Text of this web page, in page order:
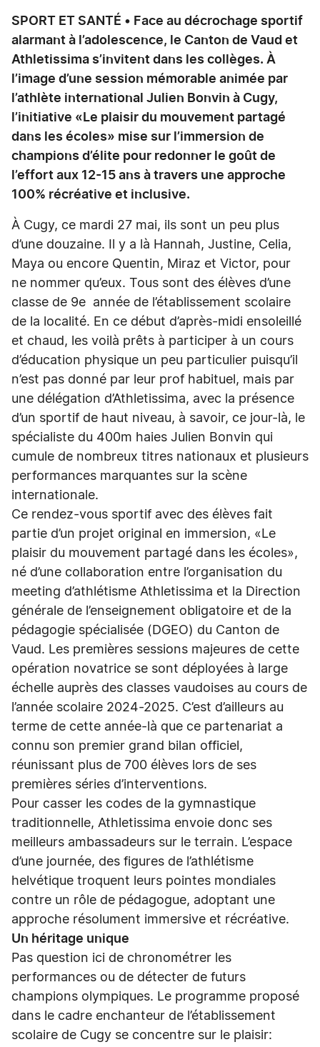
SPORT ET SANTÉ • Face au décrochage sportif
alarmant à l’adolescence, le Canton de Vaud et
Athletissima s’invitent dans les collèges. À
l’image d’une session mémorable animée par
l’athlète international Julien Bonvin à Cugy,
l’initiative «Le plaisir du mouvement partagé
dans les écoles» mise sur l’immersion de
champions d’élite pour redonner le goût de
l’effort aux 12-15 ans à travers une approche
100% récréative et inclusive.
À Cugy, ce mardi 27 mai, ils sont un peu plus
d’une douzaine. Il y a là Hannah, Justine, Celia,
Maya ou encore Quentin, Miraz et Victor, pour
ne nommer qu’eux. Tous sont des élèves d’une
classe de 9e année de l’établissement scolaire
de la localité. En ce début d’après-midi ensoleillé
et chaud, les voilà prêts à participer à un cours
d’éducation physique un peu particulier puisqu’il
n’est pas donné par leur prof habituel, mais par
une délégation d’Athletissima, avec la présence
d’un sportif de haut niveau, à savoir, ce jour-là, le
spécialiste du 400m haies Julien Bonvin qui
cumule de nombreux titres nationaux et plusieurs
performances marquantes sur la scène
internationale.
Ce rendez-vous sportif avec des élèves fait
partie d’un projet original en immersion, «Le
plaisir du mouvement partagé dans les écoles»,
né d’une collaboration entre l’organisation du
meeting d’athlétisme Athletissima et la Direction
générale de l’enseignement obligatoire et de la
pédagogie spécialisée (DGEO) du Canton de
Vaud. Les premières sessions majeures de cette
opération novatrice se sont déployées à large
échelle auprès des classes vaudoises au cours de
l’année scolaire 2024-2025. C’est d’ailleurs au
terme de cette année-là que ce partenariat a
connu son premier grand bilan officiel,
réunissant plus de 700 élèves lors de ses
premières séries d’interventions.
Pour casser les codes de la gymnastique
traditionnelle, Athletissima envoie donc ses
meilleurs ambassadeurs sur le terrain. L’espace
d’une journée, des figures de l’athlétisme
helvétique troquent leurs pointes mondiales
contre un rôle de pédagogue, adoptant une
approche résolument immersive et récréative.
Un héritage unique
Pas question ici de chronométrer les
performances ou de détecter de futurs
champions olympiques. Le programme proposé
dans le cadre enchanteur de l’établissement
scolaire de Cugy se concentre sur le plaisir: